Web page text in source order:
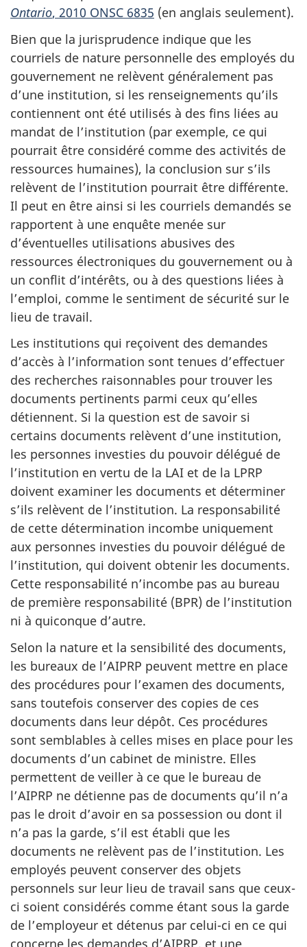
Ontario, 2010 ONSC 6835 (en anglais seulement).
Bien que la jurisprudence indique que les
courriels de nature personnelle des employés du
gouvernement ne relèvent généralement pas
d’une institution, si les renseignements qu’ils
contiennent ont été utilisés à des fins liées au
mandat de l’institution (par exemple, ce qui
pourrait être considéré comme des activités de
ressources humaines), la conclusion sur s’ils
relèvent de l’institution pourrait être différente.
Il peut en être ainsi si les courriels demandés se
rapportent à une enquête menée sur
d’éventuelles utilisations abusives des
ressources électroniques du gouvernement ou à
un conflit d’intérêts, ou à des questions liées à
l’emploi, comme le sentiment de sécurité sur le
lieu de travail.
Les institutions qui reçoivent des demandes
d’accès à l’information sont tenues d’effectuer
des recherches raisonnables pour trouver les
documents pertinents parmi ceux qu’elles
détiennent. Si la question est de savoir si
certains documents relèvent d’une institution,
les personnes investies du pouvoir délégué de
l’institution en vertu de la LAI et de la LPRP
doivent examiner les documents et déterminer
s’ils relèvent de l’institution. La responsabilité
de cette détermination incombe uniquement
aux personnes investies du pouvoir délégué de
l’institution, qui doivent obtenir les documents.
Cette responsabilité n’incombe pas au bureau
de première responsabilité (BPR) de l’institution
ni à quiconque d’autre.
Selon la nature et la sensibilité des documents,
les bureaux de l’AIPRP peuvent mettre en place
des procédures pour l’examen des documents,
sans toutefois conserver des copies de ces
documents dans leur dépôt. Ces procédures
sont semblables à celles mises en place pour les
documents d’un cabinet de ministre. Elles
permettent de veiller à ce que le bureau de
l’AIPRP ne détienne pas de documents qu’il n’a
pas le droit d’avoir en sa possession ou dont il
n’a pas la garde, s’il est établi que les
documents ne relèvent pas de l’institution. Les
employés peuvent conserver des objets
personnels sur leur lieu de travail sans que ceux-
ci soient considérés comme étant sous la garde
de l’employeur et détenus par celui-ci en ce qui
concerne les demandes d’AIPRP, et une